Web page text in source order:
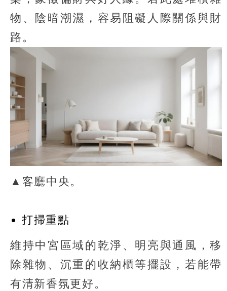
物、陰暗潮濕，容易阻礙人際關係與財
路。
▲客廳中央。
打掃重點
維持中宮區域的乾淨、明亮與通風，移
除雜物、沉重的收納櫃等擺設，若能帶
有清新香氛更好。